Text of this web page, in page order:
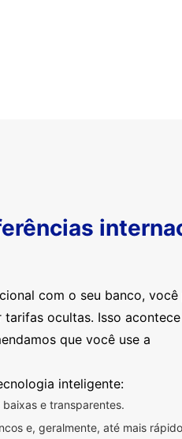
com o seu banco,
ocultas. Isso
que você use a
inteligente:
e transparentes.
e, geralmente, até mais